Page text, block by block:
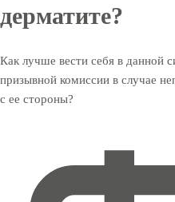
дерматите?
Как лучше вести себя в данной
призывной комиссии в случае
с ее стороны?